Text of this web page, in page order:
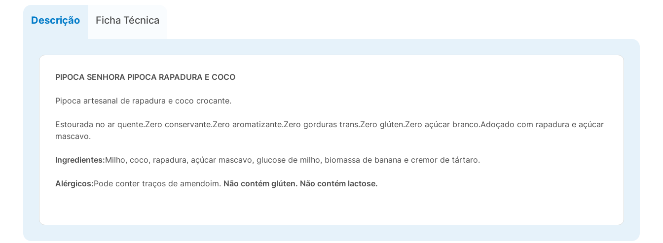
Descrição Ficha Técnica
PIPOCA SENHORA PIPOCA RAPADURA E COCO
Pipoca artesanal de rapadura e coco crocante.
Estourada no ar quente.Zero conservante.Zero aromatizante.Zero gorduras trans.Zero glúten.Zero açúcar branco.Adoçado com rapadura e açúcar
mascavo.
Ingredientes:Milho, coco, rapadura, açúcar mascavo, glucose de milho, biomassa de banana e cremor de tártaro.
Alérgicos:Pode conter traços de amendoim. Não contém glúten. Não contém lactose.